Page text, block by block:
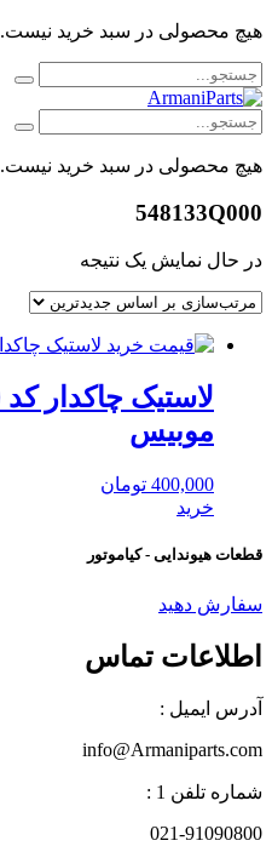
هیچ محصولی در سبد خرید نیست.
هیچ محصولی در سبد خرید نیست.
548133Q000
در حال نمایش یک نتیجه
موبیس
400,000 تومان
خرید
قطعات هیوندایی - کیاموتور
سفارش دهید
اطلاعات تماس
آدرس ایمیل :
info@Armaniparts.com
شماره تلفن 1 :
021-91090800